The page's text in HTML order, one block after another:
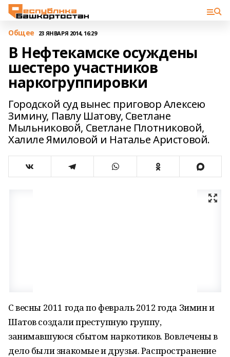
Общее 23 ЯНВАРЯ 2014, 16:29
В Нефтекамске осуждены
шестеро участников
наркогруппировки
Городской суд вынес приговор Алексею
Зимину, Павлу Шатову, Светлане
Мыльниковой, Светлане Плотниковой,
Халиле Ямиловой и Наталье Аристовой.
С весны 2011 года по февраль 2012 года Зимин и
Шатов создали преступную группу,
занимавшуюся сбытом наркотиков. Вовлечены в
дело были знакомые и друзья. Распространение